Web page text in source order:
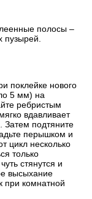
полосы –
пузырей.
поклейке нового
5 мм) на
ребристым
вдавливает
Затем подтяните
перышком и
цикл несколько
только
стянутся и
высыхание
при комнатной